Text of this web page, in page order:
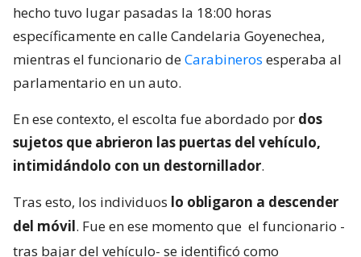
hecho tuvo lugar pasadas la 18:00 horas
específicamente en calle Candelaria Goyenechea,
mientras el funcionario deCarabineros esperaba al
parlamentario en un auto.
En ese contexto, el escolta fue abordado por dos
sujetos que abrieron las puertas del vehículo,
intimidándolo con un destornillador.
Tras esto, los individuos lo obligaron a descender
del móvil. Fue en ese momento que el funcionario -
tras bajar del vehículo- se identificó como